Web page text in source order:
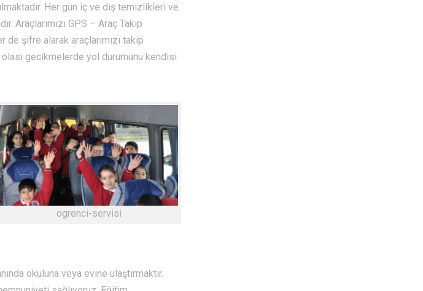
Her gün iç ve dış temizlikleri ve
Araçlarımızı GPS – Araç Takip
şifre alarak araçlarımızı takip
gecikmelerde yol durumunu kendisi
ogrenci-servisi
okuluna veya evine ulaştırmaktır.